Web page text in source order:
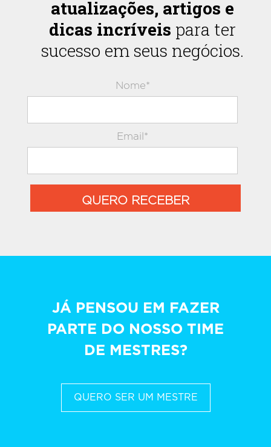
atualizações, artigos e
dicas incríveis para ter
sucesso em seus negócios.
Nome*
Email*
QUERO RECEBER
JÁ PENSOU EM FAZER
PARTE DO NOSSO TIME
DE MESTRES?
QUERO SER UM MESTRE